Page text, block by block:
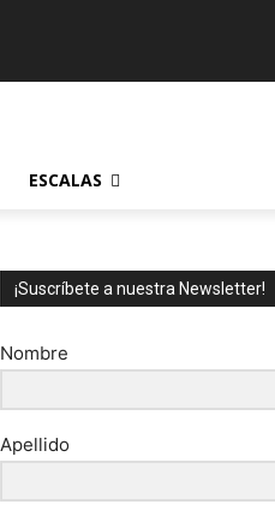
ESCALAS
¡Suscríbete a nuestra Newsletter!
Nombre
Apellido